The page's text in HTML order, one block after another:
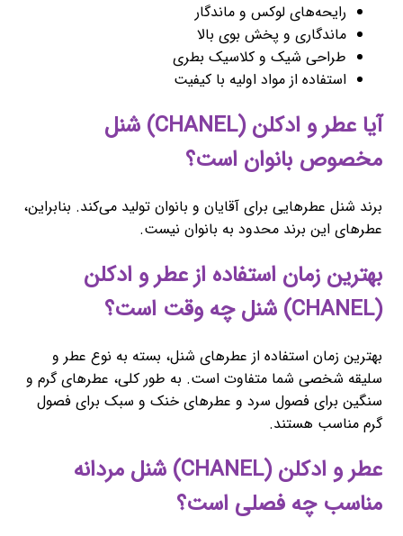
رایحه‌های لوکس و ماندگار
ماندگاری و پخش بوی بالا
طراحی شیک و کلاسیک بطری
استفاده از مواد اولیه با کیفیت
آیا عطر و ادکلن (CHANEL) شنل
مخصوص بانوان است؟
برند شنل عطرهایی برای آقایان و بانوان تولید می‌کند. بنابراین،
عطرهای این برند محدود به بانوان نیست.
بهترین زمان استفاده از عطر و ادکلن
(CHANEL) شنل چه وقت است؟
بهترین زمان استفاده از عطرهای شنل، بسته به نوع عطر و
سلیقه شخصی شما متفاوت است. به طور کلی، عطرهای گرم و
سنگین برای فصول سرد و عطرهای خنک و سبک برای فصول
گرم مناسب هستند.
عطر و ادکلن (CHANEL) شنل مردانه
مناسب چه فصلی است؟